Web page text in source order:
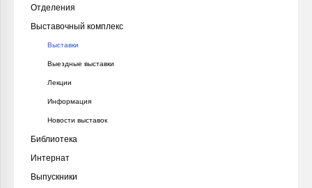
Отделения
Выставочный комплекс
Выставки
Выездные выставки
Лекции
Информация
Новости выставок
Библиотека
Интернат
Выпускники